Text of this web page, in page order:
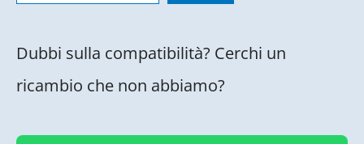
Dubbi sulla compatibilità? Cerchi un
ricambio che non abbiamo?